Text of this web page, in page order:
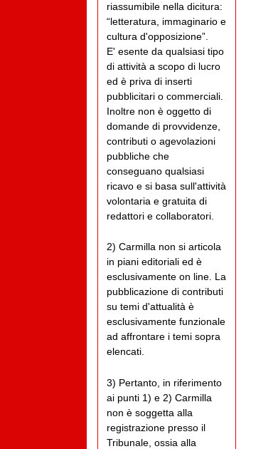
riassumibile nella dicitura:
“letteratura, immaginario e
cultura d'opposizione”.
E' esente da qualsiasi tipo
di attività a scopo di lucro
ed è priva di inserti
pubblicitari o commerciali.
Inoltre non è oggetto di
domande di provvidenze,
contributi o agevolazioni
pubbliche che
conseguano qualsiasi
ricavo e si basa sull'attività
volontaria e gratuita di
redattori e collaboratori.
2) Carmilla non si articola
in piani editoriali ed è
esclusivamente on line. La
pubblicazione di contributi
su temi d'attualità è
esclusivamente funzionale
ad affrontare i temi sopra
elencati.
3) Pertanto, in riferimento
ai punti 1) e 2) Carmilla
non è soggetta alla
registrazione presso il
Tribunale, ossia alla